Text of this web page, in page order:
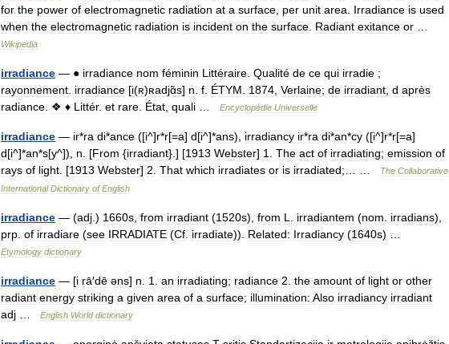
for the power of electromagnetic radiation at a surface per unit area Irradiance is used
when the electromagnetic radiation is incident on the surface Radiant exitance or
Wikipedia
irradiance — ● irradiance nom féminin Littéraire Qualité de ce qui irradie ;
rayonnement irradiance [i(ʀ)ʀadjɑ̃s] n f ÉTYM 1874 Verlaine; de irradiant d après
radiance ❖ ♦ Littér. et rare État quali Encyclopédie Universelle
irradiance — ir*ra di*ance ([i^]r*r[=a] d[i^]*ans), irradiancy ir*ra di*an*cy ([i^]r*r[=a]
d[i^]*an*s[y^]), n . [From {irradiant}.] [1913 Webster] 1 The act of irradiating; emission of
rays of light . [1913 Webster] 2 That which irradiates or is irradiated;… … The Collaborative
International Dictionary of English
irradiance — (adj .) 1660s from irradiant (1520s), from L irradiantem (nom irradians),
prp of irradiare (see IRRADIATE (Cf irradiate)). Related: Irradiancy (1640s) …
Etymology dictionary
irradiance — [i rā′dē əns] n 1 an irradiating; radiance 2 the amount of light or other
radiant energy striking a given area of a surface; illumination: Also irradiancy irradiant
adj
English World dictionary